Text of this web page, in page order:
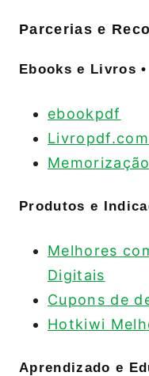
Parcerias e
Ebooks e Livros
ebookpdf
Produtos e
Melhores
Digitais
Cupons de
Hotkiwi
Aprendizado e